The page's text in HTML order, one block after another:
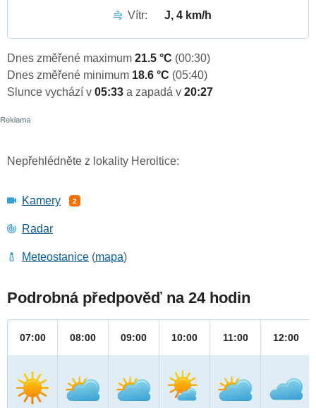
Vítr:
J, 4 km/h
Dnes změřené maximum 21.5 °C (00:30)
Dnes změřené minimum 18.6 °C (05:40)
Slunce vychází v 05:33 a zapadá v 20:27
Nepřehlédněte z lokality Heroltice:
Kamery 2
Radar
Meteostanice (mapa)
Podrobná předpověď na 24 hodin
07:00 08:00 09:00 10:00 11:00 12:00